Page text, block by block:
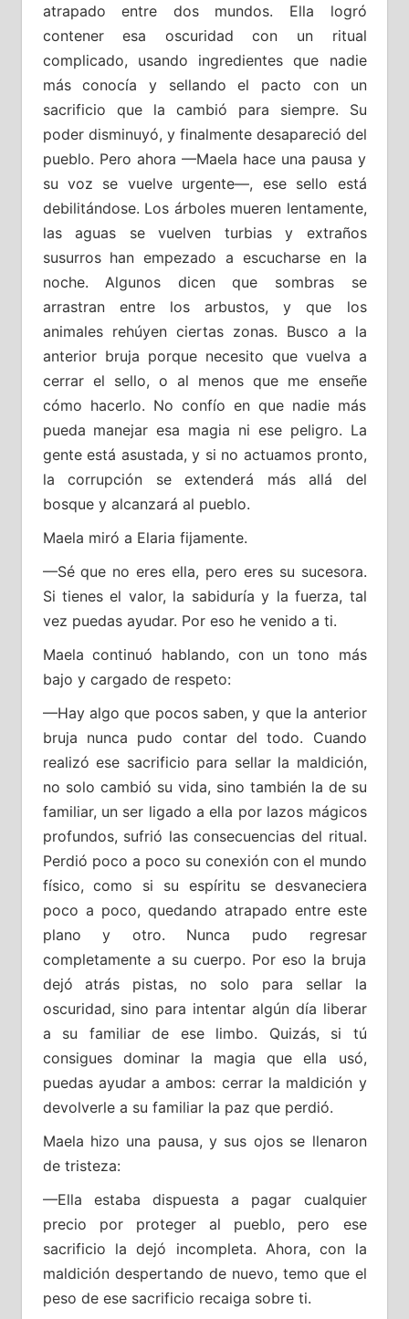
atrapado entre dos mundos. Ella logró
contener esa oscuridad con un ritual
complicado, usando ingredientes que nadie
más conocía y sellando el pacto con un
sacrificio que la cambió para siempre. Su
poder disminuyó, y finalmente desapareció del
pueblo. Pero ahora —Maela hace una pausa y
su voz se vuelve urgente—, ese sello está
debilitándose. Los árboles mueren lentamente,
las aguas se vuelven turbias y extraños
susurros han empezado a escucharse en la
noche. Algunos dicen que sombras se
arrastran entre los arbustos, y que los
animales rehúyen ciertas zonas. Busco a la
anterior bruja porque necesito que vuelva a
cerrar el sello, o al menos que me enseñe
cómo hacerlo. No confío en que nadie más
pueda manejar esa magia ni ese peligro. La
gente está asustada, y si no actuamos pronto,
la corrupción se extenderá más allá del
bosque y alcanzará al pueblo.
Maela miró a Elaria fijamente.
—Sé que no eres ella, pero eres su sucesora.
Si tienes el valor, la sabiduría y la fuerza, tal
vez puedas ayudar. Por eso he venido a ti.
Maela continuó hablando, con un tono más
bajo y cargado de respeto:
—Hay algo que pocos saben, y que la anterior
bruja nunca pudo contar del todo. Cuando
realizó ese sacrificio para sellar la maldición,
no solo cambió su vida, sino también la de su
familiar, un ser ligado a ella por lazos mágicos
profundos, sufrió las consecuencias del ritual.
Perdió poco a poco su conexión con el mundo
físico, como si su espíritu se desvaneciera
poco a poco, quedando atrapado entre este
plano y otro. Nunca pudo regresar
completamente a su cuerpo. Por eso la bruja
dejó atrás pistas, no solo para sellar la
oscuridad, sino para intentar algún día liberar
a su familiar de ese limbo. Quizás, si tú
consigues dominar la magia que ella usó,
puedas ayudar a ambos: cerrar la maldición y
devolverle a su familiar la paz que perdió.
Maela hizo una pausa, y sus ojos se llenaron
de tristeza:
—Ella estaba dispuesta a pagar cualquier
precio por proteger al pueblo, pero ese
sacrificio la dejó incompleta. Ahora, con la
maldición despertando de nuevo, temo que el
peso de ese sacrificio recaiga sobre ti.